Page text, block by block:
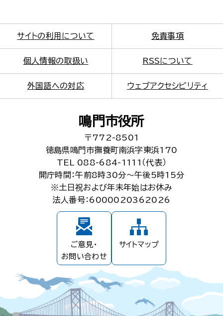
サイトの利用について 免責事項
個人情報の取扱い RSSについて
外国語への対応 ウェブアクセシビリティ
鳴門市役所
〒772-8501
徳島県鳴門市撫養町南浜字東浜170
TEL 088-684-1111（代表）
開庁時間：午前8時30分～午後5時15分
※土日祝および年末年始はお休み
法人番号：6000020362026
ご意見・
お問い合わせ
サイトマップ